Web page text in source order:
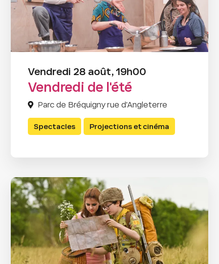
Vendredi 28 août, 19h00
Vendredi de l'été
Parc de Bréquigny rue d'Angleterre
Spectacles Projections et cinéma